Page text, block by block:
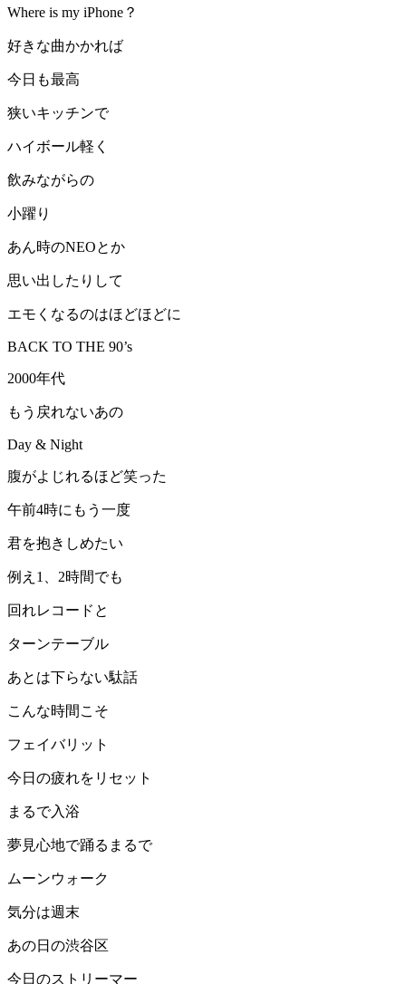
Where is my iPhone？
好きな曲かかれば
今日も最高
狭いキッチンで
ハイボール軽く
飲みながらの
小躍り
あん時のNEOとか
思い出したりして
エモくなるのはほどほどに
BACK TO THE 90’s
2000年代
もう戻れないあの
Day & Night
腹がよじれるほど笑った
午前4時にもう一度
君を抱きしめたい
例え1、2時間でも
回れレコードと
ターンテーブル
あとは下らない駄話
こんな時間こそ
フェイバリット
今日の疲れをリセット
まるで入浴
夢見心地で踊るまるで
ムーンウォーク
気分は週末
あの日の渋谷区
今日のストリーマー